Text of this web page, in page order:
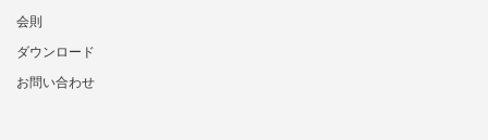
会則
ダウンロード
お問い合わせ